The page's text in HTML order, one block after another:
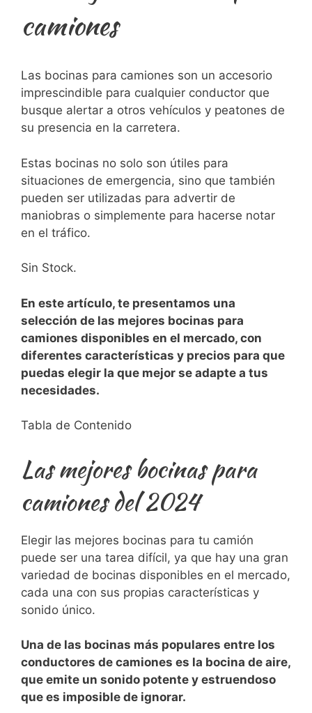
camiones
Las ​bocinas para camiones son un accesorio
imprescindible para cualquier conductor⁤ que
‍busque ⁢alertar a otros vehículos‌ y peatones de
su presencia en la ⁢carretera.
Estas‍ bocinas no solo son útiles para
situaciones de emergencia, sino⁣ que también​
pueden ser utilizadas para advertir de
maniobras o simplemente para hacerse notar
en el tráfico.
Sin Stock.
En este artículo, te presentamos una
selección de las mejores bocinas para
camiones disponibles en el​ mercado, con
diferentes características y⁣ precios para que
puedas elegir la que mejor​ se ‌adapte a tus⁤
necesidades.
Tabla de Contenido
Las mejores bocinas para
camiones del 2024
Elegir las mejores bocinas para tu camión
puede ser una tarea difícil, ya que hay una gran
variedad de bocinas disponibles en el mercado,
cada una con sus propias características y
sonido único.
Una de ⁤las bocinas más⁣ populares entre los
conductores de camiones es ⁣la bocina‍ de ⁣aire,
que emite un sonido‌ potente y estruendoso
que‍ es⁣ imposible ​de ignorar.